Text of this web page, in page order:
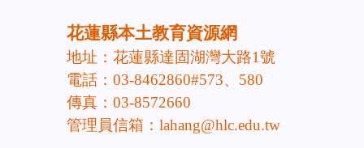
頁尾區域內容
花蓮縣本土教育資源網
地址：花蓮縣達固湖灣大路1號
電話：03-8462860#573、580
傳真：03-8572660
管理員信箱：lahang@hlc.edu.tw